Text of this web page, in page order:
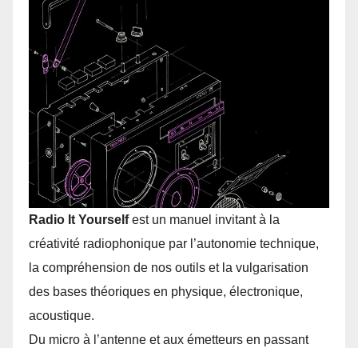
Radio It Yourselfest un manuel invitant à la
créativité radiophonique par l’autonomie technique,
la compréhension de nos outils et la vulgarisation
des bases théoriques en physique, électronique,
acoustique.
Du micro à l’antenne et aux émetteurs en passant